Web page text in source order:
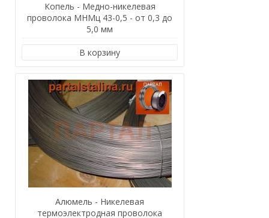
Копель - Медно-никелевая
проволока МНМц 43-0,5 - от 0,3 до
5,0 мм
В корзину
Алюмель - Никелевая
термоэлектродная проволока